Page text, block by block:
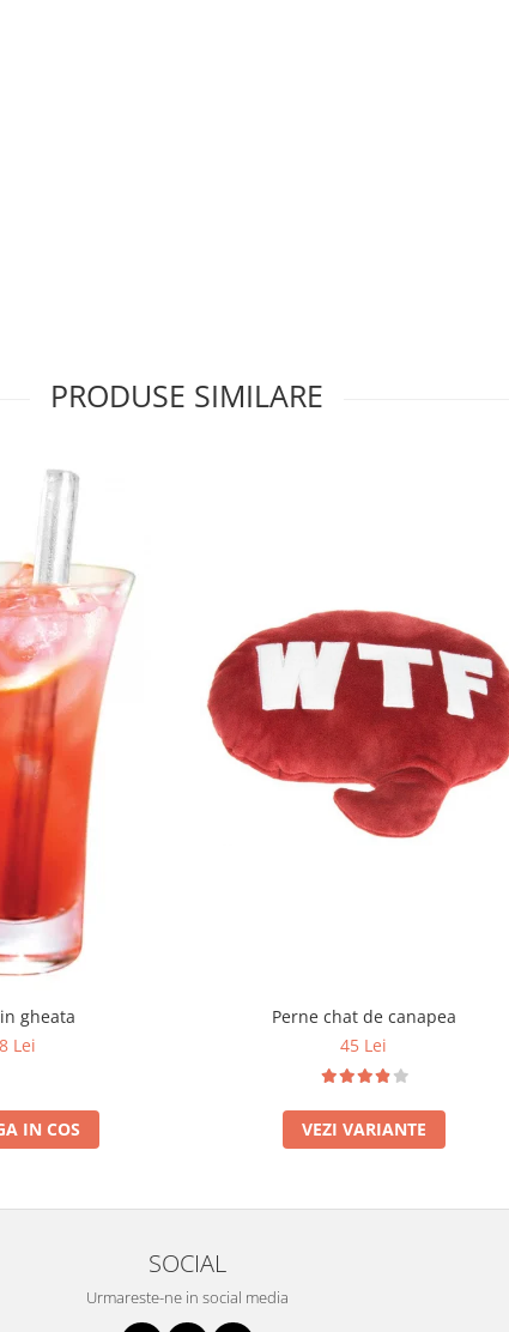
PRODUSE SIMILARE
gheata
Lei
IN COS
Perne chat de canapea
45 Lei
VEZI VARIANTE
SOCIAL
Urmareste-ne in social media